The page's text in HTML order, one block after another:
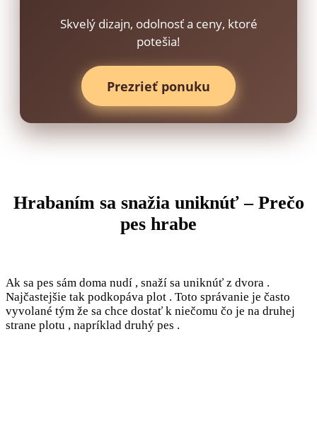
Skvelý dizajn, odolnosť a ceny, ktoré
potešia!
Prezrieť ponuku
Hrabaním sa snažia uniknúť – Prečo
pes hrabe
Ak sa pes sám doma nudí , snaží sa uniknúť z dvora .
Najčastejšie tak podkopáva plot . Toto správanie je často
vyvolané tým že sa chce dostať k niečomu čo je na druhej
strane plotu , napríklad druhý pes .